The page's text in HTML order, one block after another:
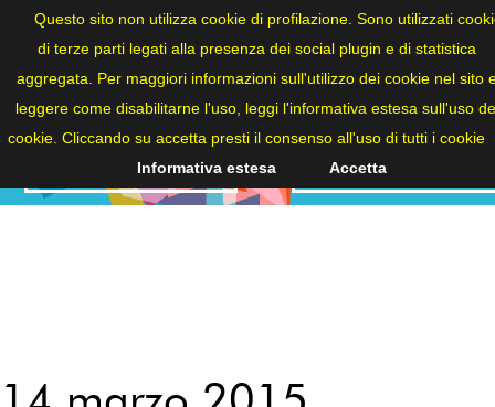
ITA
NEWS 2015
Questo sito non utilizza cookie di profilazione. Sono utilizzati
di terze parti legati alla presenza dei social plugin e di statistica
aggregata. Per maggiori informazioni sull'utilizzo dei cookie nel sito
leggere come disabilitarne l'uso, leggi l'informativa estesa sull'uso
cookie. Cliccando su accetta presti il consenso all'uso di tutti i cookie
Informativa estesa
Accetta